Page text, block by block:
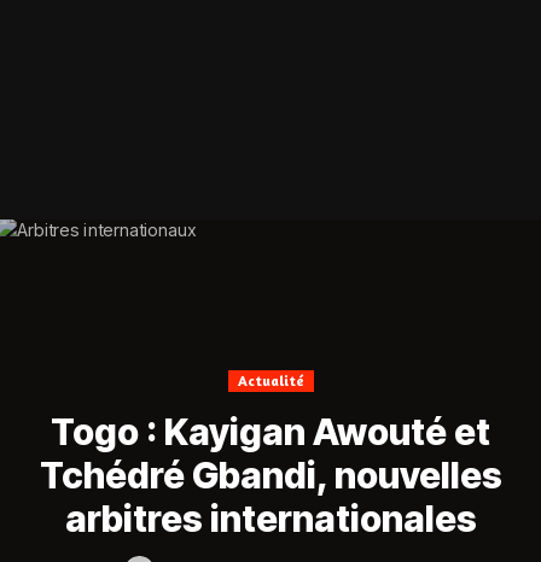
Actualité
Togo : Kayigan Awouté et
Tchédré Gbandi, nouvelles
arbitres internationales